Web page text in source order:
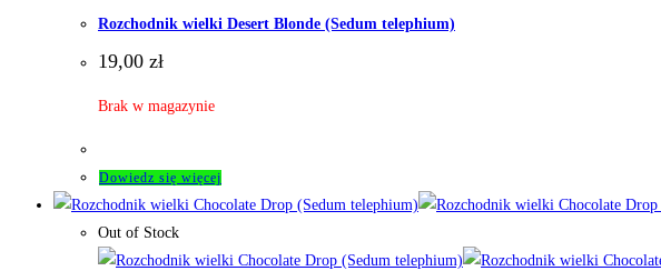
Rozchodnik wielki Desert Blonde (Sedum telephium)
19,00 zł
Brak w magazynie
Dowiedz się więcej
Out of Stock